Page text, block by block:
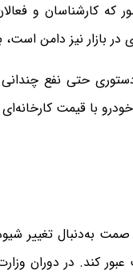
که کارشناسان و
بازار نیز دامن
دستوری حتی نفع
با قیمت
به‌دنبال تغییر